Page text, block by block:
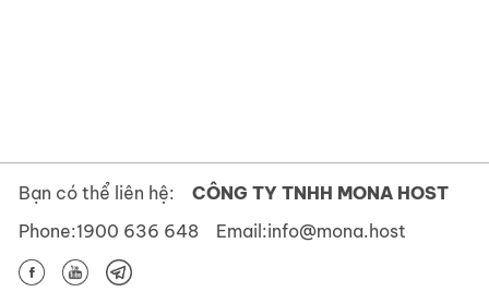
Bạn có thể liên hệ:
CÔNG TY TNHH MONA HOST
Phone:1900 636 648 Email:info@mona.host